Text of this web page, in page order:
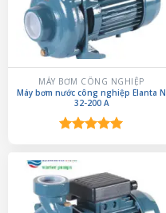
MÁY BƠM CÔNG NGHIỆP
Máy bơm nước công nghiệp Elanta N
32-200 A
5 sao